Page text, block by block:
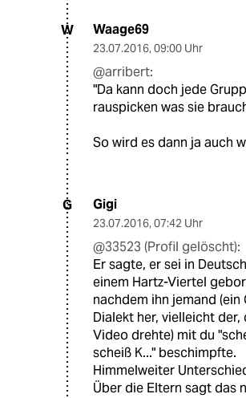
W Waage69
23.07.2016, 09:00 Uhr
@arribert:
"Da kann doch jede
rauspicken was sie
So wird es dann ja auch
G Gigi
23.07.2016, 07:42 Uhr
@33523 (Profil gelöscht):
Er sagte, er sei in
einem Hartz-Viertel
nachdem ihn jemand (ein
Dialekt her, vielleicht der,
Video drehte) mit du
scheiß K..." beschimpfte.
Himmelweiter
Über die Eltern sagt das